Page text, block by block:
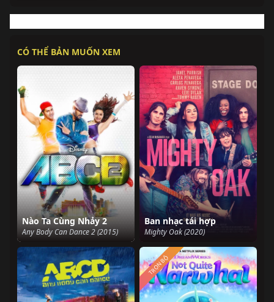
CÓ THỂ BẢN MUỐN XEM
Nào Ta Cùng Nhảy 2
Any Body Can Dance 2 (2015)
Ban nhạc tái hợp
Mighty Oak (2020)
TRỌN BỘ